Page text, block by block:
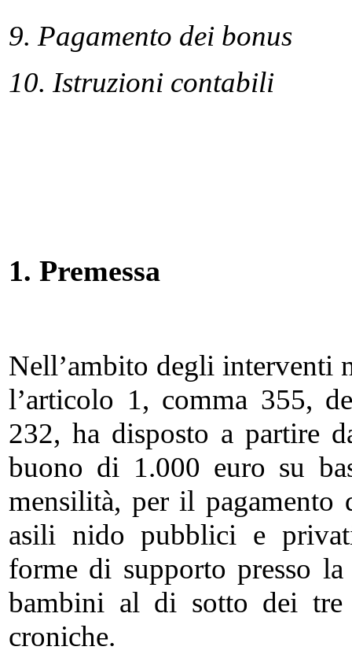
9. Pagamento dei bonus
10. Istruzioni contabili
1. Premessa
Nell’ambito degli interventi
l’articolo 1, comma 355,
232, ha disposto a partire
buono di 1.000 euro su
mensilità, per il pagamento
asili nido pubblici e
forme di supporto presso
bambini al di sotto dei
croniche.